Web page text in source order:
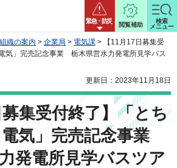
緊急・防災
閲覧補助
検索
メニュー
織の案内 > 企業局 > 電気課 > 【11月17日募集受
気」完売記念事業 栃木県営水力発電所見学バス
更新日：2023年11月18日
募集受付終了】「とち
気」完売記念事業
発電所見学バスツア